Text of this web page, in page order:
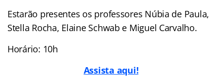
Estarão presentes os professores Núbia de Paula,
Stella Rocha, Elaine Schwab e Miguel Carvalho.
Horário: 10h
Assista aqui!